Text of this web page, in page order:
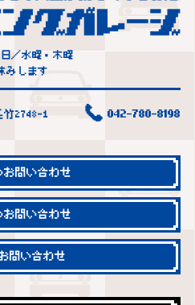
／水曜・木曜
みします
2748-1 042-780-8198
お問い合わせ
お問い合わせ
問い合わせ